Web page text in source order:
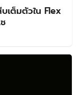
เต็มตัวใน Flex